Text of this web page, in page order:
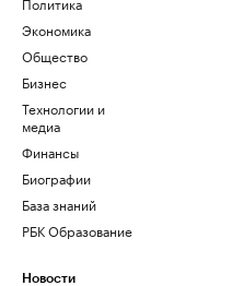
Экономика
Общество
Бизнес
Технологии и
медиа
Финансы
Биографии
База знаний
РБК Образование
Новости